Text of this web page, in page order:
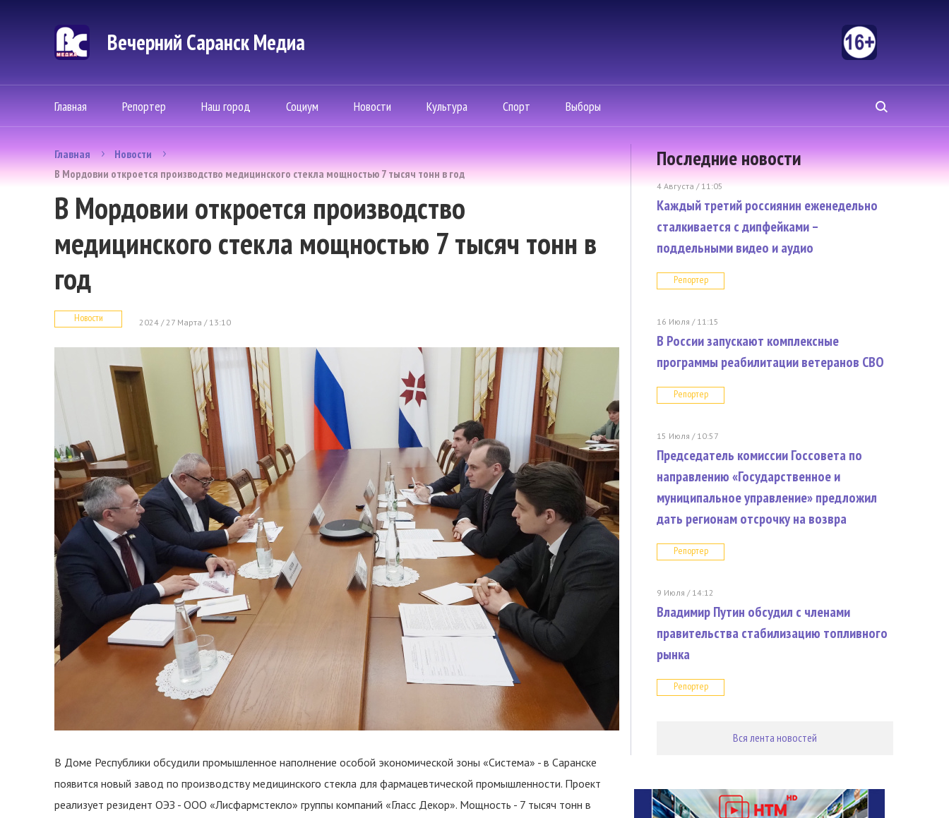
Вечерний Саранск Mедиа
Главная Репортер Наш город Социум Новости Культура Спорт Выборы
Главная
Новости
В Мордовии откроется производство медицинского стекла мощностью 7 тысяч тонн в год
В Мордовии откроется производство
медицинского стекла мощностью 7 тысяч тонн в
год
Новости 2024 / 27 Марта / 13:10
В Доме Республики обсудили промышленное наполнение особой экономической зоны «Система» - в Саранске
появится новый завод по производству медицинского стекла для фармацевтической промышленности. Проект
реализует резидент ОЭЗ - ООО «Лисфармстекло» группы компаний «Гласс Декор». Мощность - 7 тысяч тонн в
Последние новости
4 Августа / 11:05
Каждый третий россиянин еженедельно
сталкивается с дипфейками –
поддельными видео и аудио
Репортер
16 Июля / 11:15
В России запускают комплексные
программы реабилитации ветеранов СВО
Репортер
15 Июля / 10:57
Председатель комиссии Госсовета по
направлению «Государственное и
муниципальное управление» предложил
дать регионам отсрочку на возвра
Репортер
9 Июля / 14:12
Владимир Путин обсудил с членами
правительства стабилизацию топливного
рынка
Репортер
Вся лента новостей